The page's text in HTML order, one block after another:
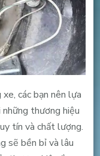
các bạn nên lựa
thương hiệu
tín và chất lượng.
sẽ bền bỉ và lâu